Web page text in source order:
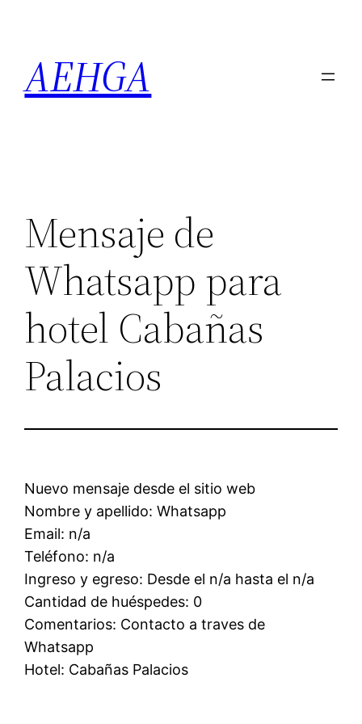
contenido
AEHGA
Mensaje de
Whatsapp para
hotel Cabañas
Palacios
Nuevo mensaje desde el sitio web
Nombre y apellido: Whatsapp
Email: n/a
Teléfono: n/a
Ingreso y egreso: Desde el n/a hasta el n/a
Cantidad de huéspedes: 0
Comentarios: Contacto a traves de
Whatsapp
Hotel: Cabañas Palacios